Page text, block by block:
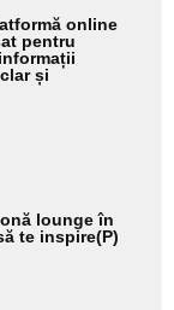
online
pentru
și
lounge în
te inspire(P)